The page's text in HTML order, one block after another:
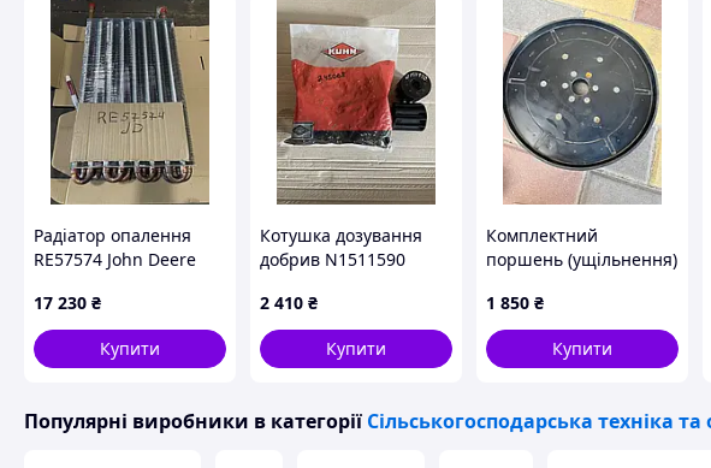
Радіатор опалення
RЕ57574 John Deere
17 230 ₴
Купити
Котушка дозування
добрив N1511590
2 410 ₴
Купити
Комплектний
поршень (ущільнення)
типу DK / PDF (PDE).
1 850 ₴
Купити
Популярні виробники в категорії Сільськогосподарська техніка